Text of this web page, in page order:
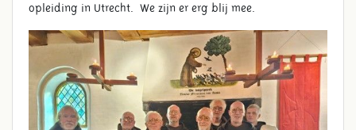
opleiding in Utrecht. We zijn er erg blij mee.